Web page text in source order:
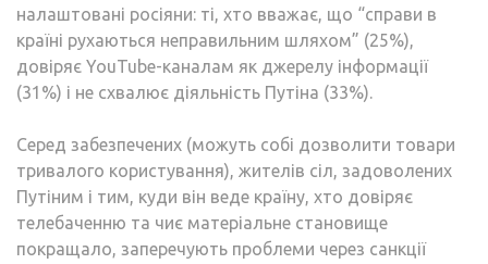
налаштовані росіяни: ті, хто вважає, що “справи в
країні рухаються неправильним шляхом” (25%),
довіряє YouTube-каналам як джерелу інформації
(31%) і не схвалює діяльність Путіна (33%).
Серед забезпечених (можуть собі дозволити товари
тривалого користування), жителів сіл, задоволених
Путіним і тим, куди він веде країну, хто довіряє
телебаченню та чиє матеріальне становище
покращало, заперечують проблеми через санкції